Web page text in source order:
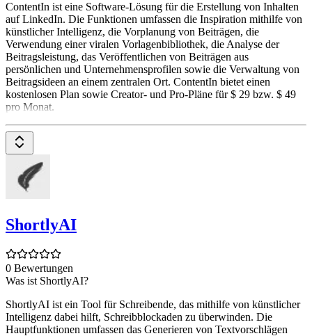
ContentIn ist eine Software-Lösung für die Erstellung von Inhalten
auf LinkedIn. Die Funktionen umfassen die Inspiration mithilfe von
künstlicher Intelligenz, die Vorplanung von Beiträgen, die
Verwendung einer viralen Vorlagenbibliothek, die Analyse der
Beitragsleistung, das Veröffentlichen von Beiträgen aus
persönlichen und Unternehmensprofilen sowie die Verwaltung von
Beitragsideen an einem zentralen Ort. ContentIn bietet einen
kostenlosen Plan sowie Creator- und Pro-Pläne für $ 29 bzw. $ 49
pro Monat.
ShortlyAI
0 Bewertungen
Was ist ShortlyAI?
ShortlyAI ist ein Tool für Schreibende, das mithilfe von künstlicher
Intelligenz dabei hilft, Schreibblockaden zu überwinden. Die
Hauptfunktionen umfassen das Generieren von Textvorschlägen